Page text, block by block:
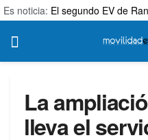
Es noticia: El segundo EV de
La
lleva el